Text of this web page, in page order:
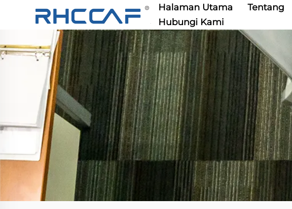
Halaman Utama Tentang
Hubungi Kami